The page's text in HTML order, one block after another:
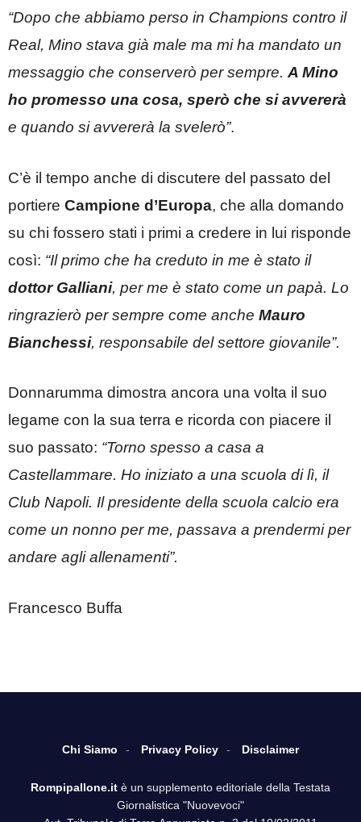
“Dopo che abbiamo perso in Champions contro il
Real, Mino stava già male ma mi ha mandato un
messaggio che conserverò per sempre.A Mino
ho promesso una cosa, sperò che si avvererà
e quando si avvererà la svelerò”.
C’è il tempo anche di discutere del passato del
portiere Campione d’Europa, che alla domando
su chi fossero stati i primi a credere in lui risponde
così: “Il primo che ha creduto in me è stato il
dottor Galliani, per me è stato come un papà. Lo
ringrazierò per sempre come anche Mauro
Bianchessi, responsabile del settore giovanile”.
Donnarumma dimostra ancora una volta il suo
legame con la sua terra e ricorda con piacere il
suo passato: “Torno spesso a casa a
Castellammare. Ho iniziato a una scuola di lì, il
Club Napoli. Il presidente della scuola calcio era
come un nonno per me, passava a prendermi per
andare agli allenamenti”.
Francesco Buffa
Chi Siamo Privacy Policy Disclaimer
Rompipallone.it è un supplemento editoriale della Testata
Giornalistica "Nuovevoci"